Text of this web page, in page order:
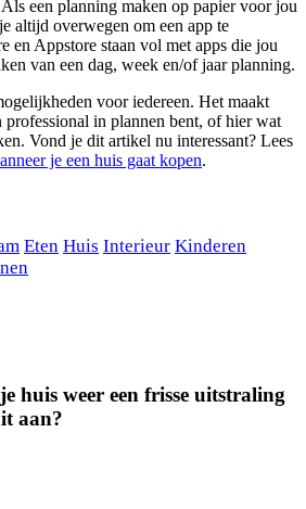
een planning maken op papier voor jou
altijd overwegen om een app te
en Appstore staan vol met apps die jou
van een dag, week en/of jaar planning.
voor iedereen. Het maakt
in plannen bent, of hier wat
Vond je dit artikel nu interessant? Lees
je een huis gaat kopen.
Eten Huis Interieur Kinderen
huis weer een frisse uitstraling
aan?